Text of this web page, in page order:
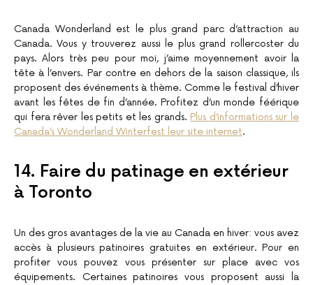
Canada Wonderland est le plus grand parc d’attraction au
Canada. Vous y trouverez aussi le plus grand rollercoster du
pays. Alors très peu pour moi, j’aime moyennement avoir la
tête à l’envers. Par contre en dehors de la saison classique, ils
proposent des événements à thème. Comme le festival d’hiver
avant les fêtes de fin d’année. Profitez d’un monde féérique
qui fera rêver les petits et les grands. Plus d’informations sur le
Canada’s Wonderland Winterfest leur site internet.
14. Faire du patinage en extérieur
à Toronto
Un des gros avantages de la vie au Canada en hiver: vous avez
accès à plusieurs patinoires gratuites en extérieur. Pour en
profiter vous pouvez vous présenter sur place avec vos
équipements. Certaines patinoires vous proposent aussi la